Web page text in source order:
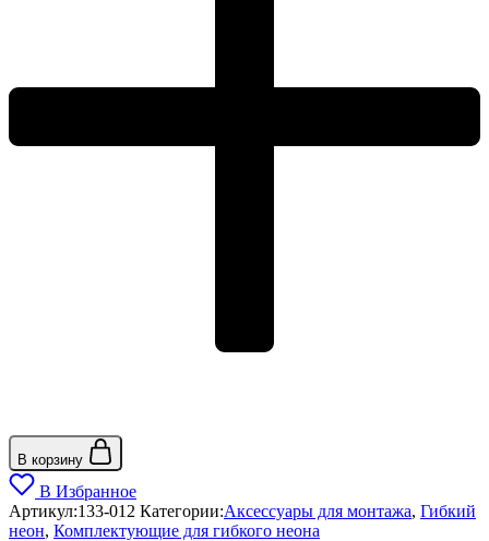
В корзину
В Избранное
Артикул:133-012 Категории:Аксессуары для монтажа, Гибкий
неон, Комплектующие для гибкого неона